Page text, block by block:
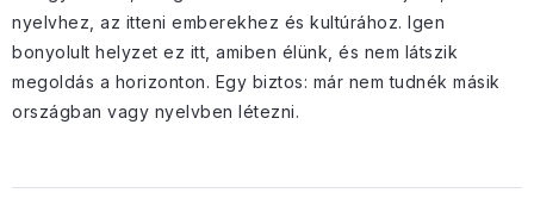
nyelvhez, az itteni emberekhez és kultúrához. Igen
bonyolult helyzet ez itt, amiben élünk, és nem látszik
megoldás a horizonton. Egy biztos: már nem tudnék másik
országban vagy nyelvben létezni.